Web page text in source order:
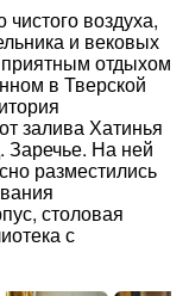
воздуха,
и вековых
отдыхом
в Тверской
залива Хатинья
Заречье. На ней
разместились
столовая
с